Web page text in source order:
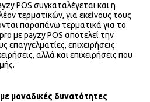
POS συγκαταλέγεται και η
τερματικών, για εκείνους τους
παραπάνω τερματικά για το
με payzy POS αποτελεί την
επαγγελματίες, επιχειρήσεις
αλλά και επιχειρήσεις που
μοναδικές δυνατότητες